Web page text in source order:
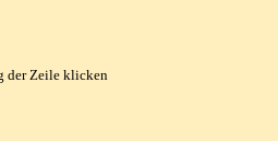
der Zeile klicken